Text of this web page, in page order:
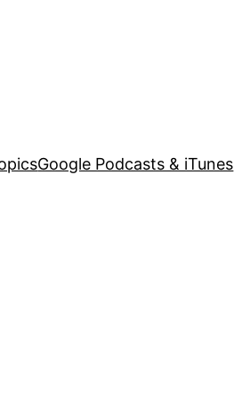
Google Podcasts & iTunes